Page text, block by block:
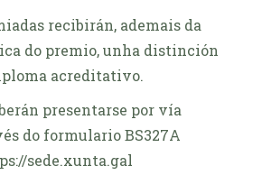
recibirán, ademais da
do premio, unha distinción
acreditativo.
presentarse por vía
do formulario BS327A
sede.xunta.gal